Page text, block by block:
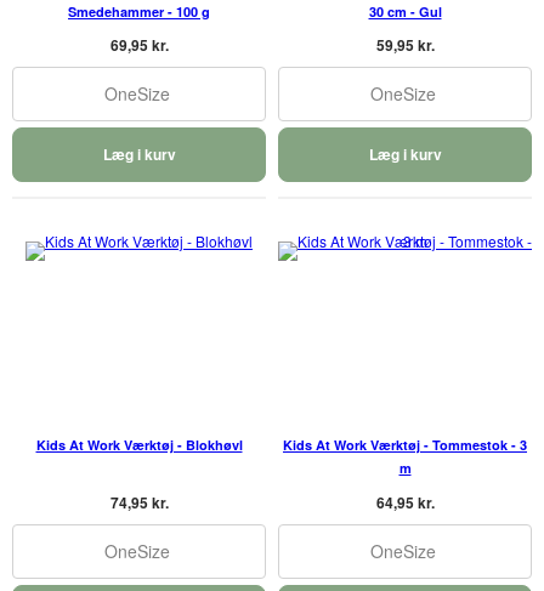
Smedehammer - 100 g
69,95 kr.
OneSize
Læg i kurv
30 cm - Gul
59,95 kr.
OneSize
Læg i kurv
Kids At Work Værktøj - Blokhøvl
74,95 kr.
OneSize
Kids At Work Værktøj - Tommestok - 3
m
64,95 kr.
OneSize